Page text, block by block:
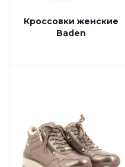
Кроссовки женские
Baden